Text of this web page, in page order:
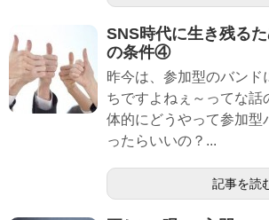
SNS時代に生き残る
の条件④
昨今は、参加型のバンド
ちですよねぇ～ってな話
体的にどうやって参加型
ったらいいの？...
記事を読